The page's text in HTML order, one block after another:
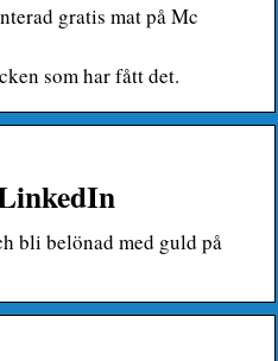
gratis mat på Mc
som har fått det.
bli belönad med guld på